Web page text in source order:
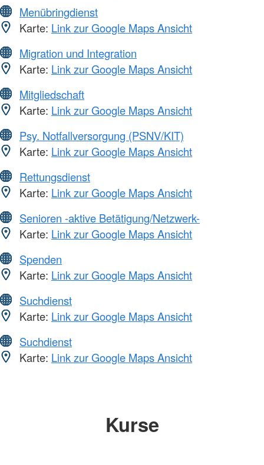
Menübringdienst
Karte: Link zur Google Maps Ansicht
Migration und Integration
Karte: Link zur Google Maps Ansicht
Mitgliedschaft
Karte: Link zur Google Maps Ansicht
Psy. Notfallversorgung (PSNV/KIT)
Karte: Link zur Google Maps Ansicht
Rettungsdienst
Karte: Link zur Google Maps Ansicht
Senioren -aktive Betätigung/Netzwerk-
Karte: Link zur Google Maps Ansicht
Spenden
Karte: Link zur Google Maps Ansicht
Suchdienst
Karte: Link zur Google Maps Ansicht
Suchdienst
Karte: Link zur Google Maps Ansicht
Kurse